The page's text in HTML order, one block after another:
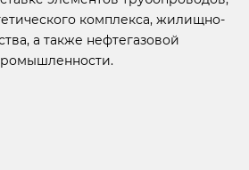
комплекса, жилищно-
а также нефтегазовой